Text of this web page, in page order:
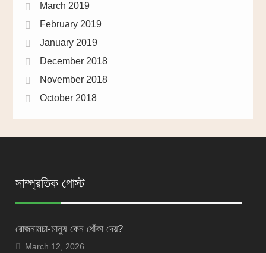
March 2019
February 2019
January 2019
December 2018
November 2018
October 2018
সাম্প্রতিক পোস্ট
রোজনামচা-মানুষ কেন ধোঁকা দেয়?
March 12, 2026